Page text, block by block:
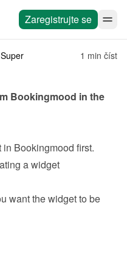
Zaregistrujte se
Super 1 min číst
Bookingmood in the
Bookingmood first.
a widget
want the widget to be